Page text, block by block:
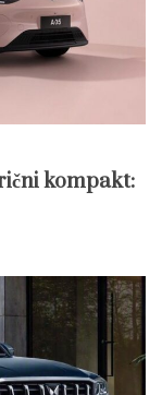
kompakt: